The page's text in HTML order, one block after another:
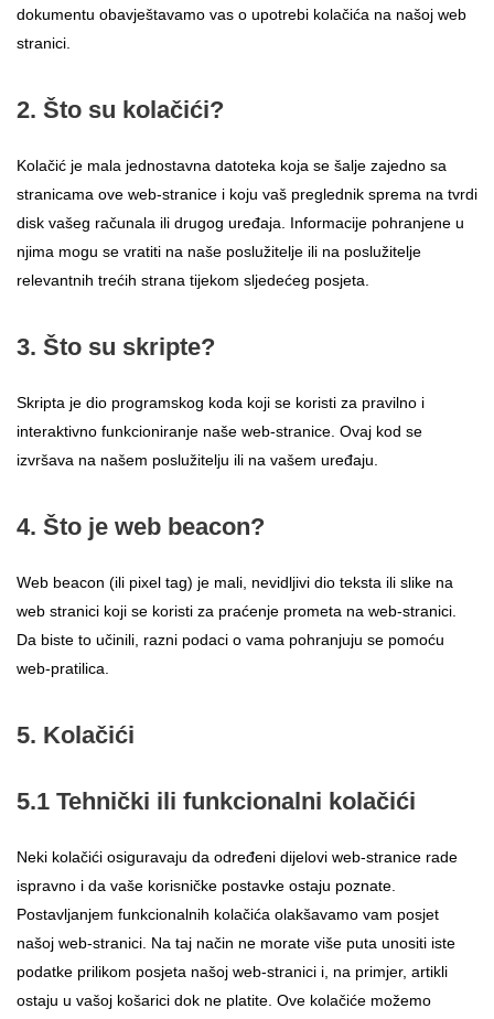
dokumentu obavještavamo vas o upotrebi kolačića na našoj web
stranici.
2. Što su kolačići?
Kolačić je mala jednostavna datoteka koja se šalje zajedno sa
stranicama ove web-stranice i koju vaš preglednik sprema na tvrdi
disk vašeg računala ili drugog uređaja. Informacije pohranjene u
njima mogu se vratiti na naše poslužitelje ili na poslužitelje
relevantnih trećih strana tijekom sljedećeg posjeta.
3. Što su skripte?
Skripta je dio programskog koda koji se koristi za pravilno i
interaktivno funkcioniranje naše web-stranice. Ovaj kod se
izvršava na našem poslužitelju ili na vašem uređaju.
4. Što je web beacon?
Web beacon (ili pixel tag) je mali, nevidljivi dio teksta ili slike na
web stranici koji se koristi za praćenje prometa na web-stranici.
Da biste to učinili, razni podaci o vama pohranjuju se pomoću
web-pratilica.
5. Kolačići
5.1 Tehnički ili funkcionalni kolačići
Neki kolačići osiguravaju da određeni dijelovi web-stranice rade
ispravno i da vaše korisničke postavke ostaju poznate.
Postavljanjem funkcionalnih kolačića olakšavamo vam posjet
našoj web-stranici. Na taj način ne morate više puta unositi iste
podatke prilikom posjeta našoj web-stranici i, na primjer, artikli
ostaju u vašoj košarici dok ne platite. Ove kolačiće možemo